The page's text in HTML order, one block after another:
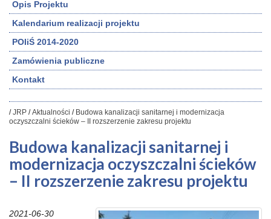
Opis Projektu
Kalendarium realizacji projektu
POIiŚ 2014-2020
Zamówienia publiczne
Kontakt
/JRP /Aktualności / Budowa kanalizacji sanitarnej i modernizacja
oczyszczalni ścieków – II rozszerzenie zakresu projektu
Budowa kanalizacji sanitarnej i
modernizacja oczyszczalni ścieków
– II rozszerzenie zakresu projektu
2021-06-30